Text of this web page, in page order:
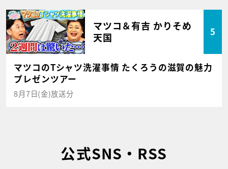
マツコ＆有吉 かりそめ
天国
5
マツコのTシャツ洗濯事情 たくろうの滋賀の魅力
プレゼンツアー
8月7日(金)放送分
公式SNS・RSS